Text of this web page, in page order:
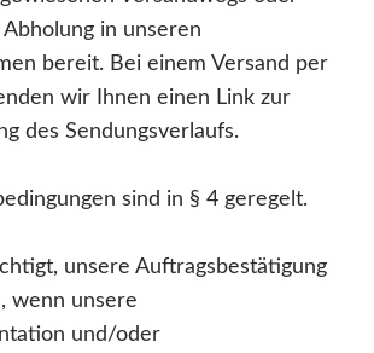
in unseren
bereit. Bei einem Versand per
wir Ihnen einen Link zur
des Sendungsverlaufs.
sind in § 4 geregelt.
unsere Auftragsbestätigung
wenn unsere
und/oder